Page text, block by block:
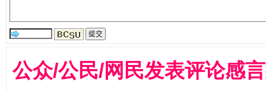
公众/公民/网民发表评论感